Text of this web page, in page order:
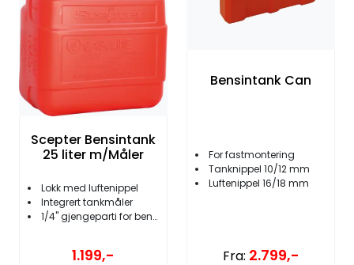
Scepter Bensintank
25 liter m/Måler
Lokk med luftenippel
Integrert tankmåler
1/4'' gjengeparti for bensinkobling
1.199,-
Bensintank Can
For fastmontering
Tanknippel 10/12 mm
Luftenippel 16/18 mm
Fra: 2.799,-